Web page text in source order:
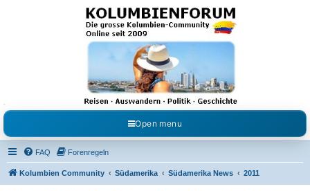
Kolumbienforum - Das
grosse Forum der
Freunde Kolumbiens
Reisen, Auswandern, Kultur, Politik, Geschichte und Visum in Kolumbien und Venezuela.
Austausch, Erfahrungen und Gemeinschaft im Kolumbienforum
Open menu
FAQ Forenregeln
Kolumbien Community Südamerika Südamerika News 2011